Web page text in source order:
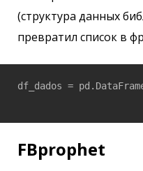
(структура данных
превратил список в
df_dados =
FBprophet